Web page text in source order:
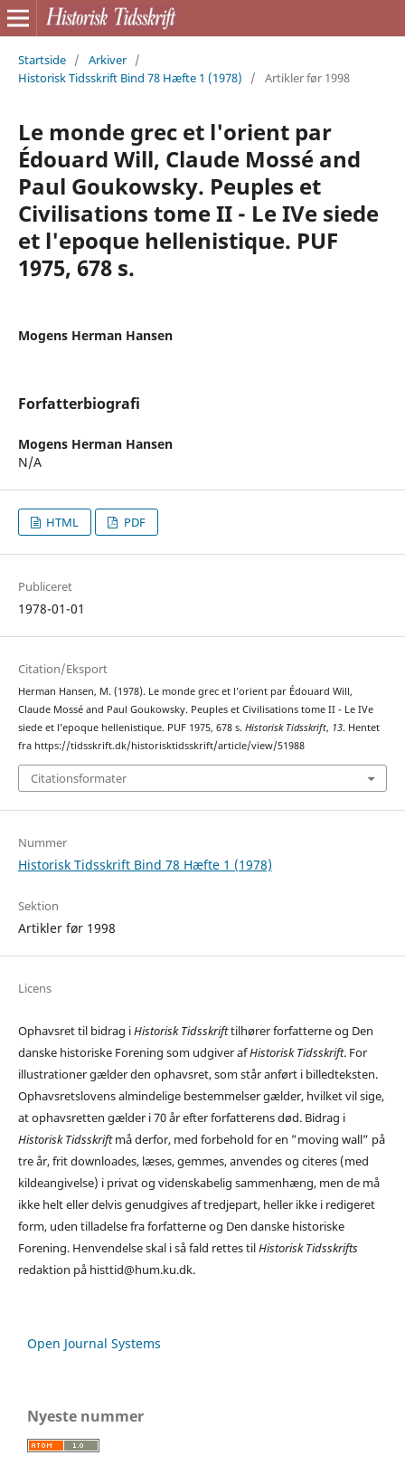
Startside / Arkiver /
Historisk Tidsskrift Bind 78 Hæfte 1 (1978)
/ Artikler før 1998
Le monde grec et l'orient par
Édouard Will, Claude Mossé and
Paul Goukowsky. Peuples et
Civilisations tome II - Le IVe siede
et l'epoque hellenistique. PUF
1975, 678 s.
Mogens Herman Hansen
Forfatterbiografi
Mogens Herman Hansen
N/A
HTML PDF
Publiceret
1978-01-01
Citation/Eksport
Herman Hansen, M. (1978). Le monde grec et l’orient par Édouard Will,
Claude Mossé and Paul Goukowsky. Peuples et Civilisations tome II - Le IVe
siede et l’epoque hellenistique. PUF 1975, 678 s. Historisk Tidsskrift, 13. Hentet
fra https://tidsskrift.dk/historisktidsskrift/article/view/51988
Citationsformater
Nummer
Historisk Tidsskrift Bind 78 Hæfte 1 (1978)
Sektion
Artikler før 1998
Licens
Ophavsret til bidrag iHistorisk Tidsskrifttilhører forfatterne og Den
danske historiske Forening som udgiver afHistorisk Tidsskrift. For
illustrationer gælder den ophavsret, som står anført i billedteksten.
Ophavsretslovens almindelige bestemmelser gælder, hvilket vil sige,
at ophavsretten gælder i 70 år efter forfatterens død. Bidrag i
Historisk Tidsskriftmå derfor, med forbehold for en ”moving wall” på
tre år, frit downloades, læses, gemmes, anvendes og citeres (med
kildeangivelse) i privat og videnskabelig sammenhæng, men de må
ikke helt eller delvis genudgives af tredjepart, heller ikke i redigeret
form, uden tilladelse fra forfatterne og Den danske historiske
Forening. Henvendelse skal i så fald rettes tilHistorisk Tidsskrifts
redaktion på histtid@hum.ku.dk.
Open Journal Systems
Nyeste nummer